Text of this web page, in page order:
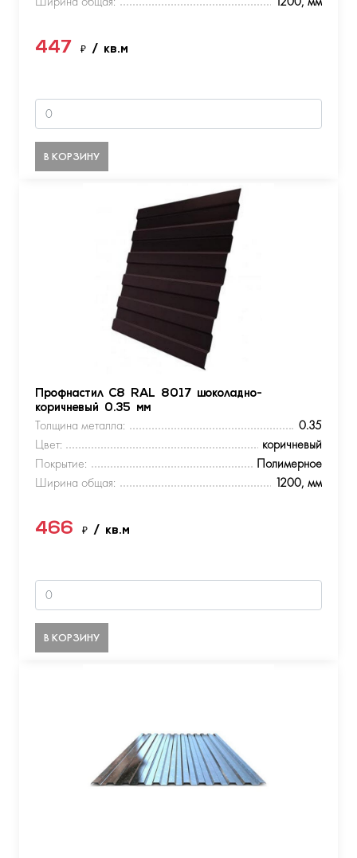
447 ₽ / кв.м
В КОРЗИНУ
Профнастил С8 RAL 8017 шоколадно-
коричневый 0.35 мм
Толщина металла:
0.35
Цвет:
коричневый
Покрытие:
Полимерное
Ширина общая:
1200, мм
466 ₽ / кв.м
В КОРЗИНУ